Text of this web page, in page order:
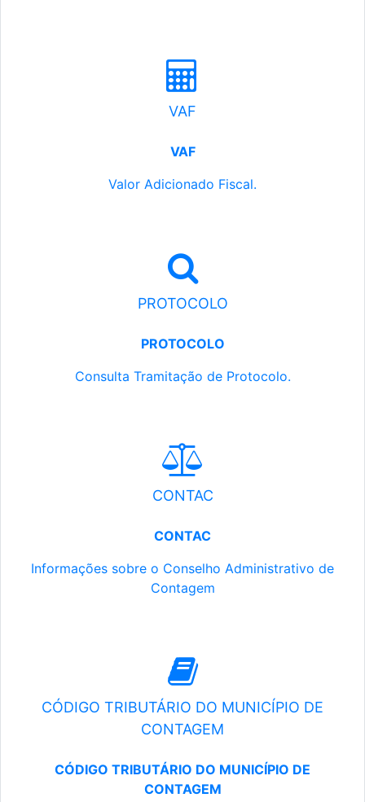
VAF
VAF
Valor Adicionado Fiscal.
PROTOCOLO
PROTOCOLO
Consulta Tramitação de Protocolo.
CONTAC
CONTAC
Informações sobre o Conselho Administrativo de
Contagem
CÓDIGO TRIBUTÁRIO DO MUNICÍPIO DE
CONTAGEM
CÓDIGO TRIBUTÁRIO DO MUNICÍPIO DE
CONTAGEM